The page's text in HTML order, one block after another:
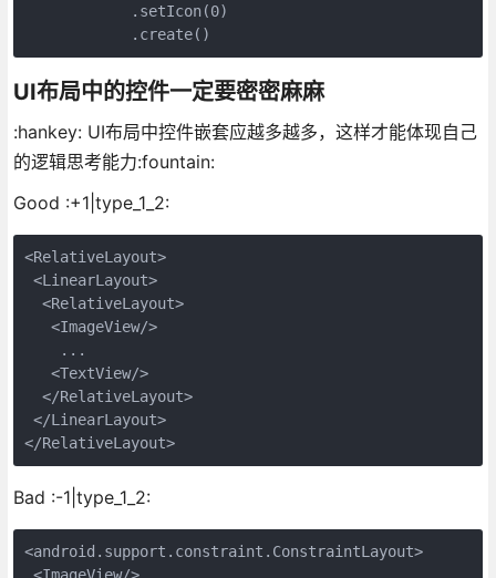
            .setIcon(0)
UI布局中的控件一定要密密麻麻
:hankey: UI布局中控件嵌套应越多越多，这样才能体现自己
的逻辑思考能力:fountain:
Good :+1|type_1_2:
<RelativeLayout>
<LinearLayout>
  <RelativeLayout>
   <ImageView/>
    ...
   <TextView/>
  </RelativeLayout>
</LinearLayout>
</RelativeLayout>
Bad :-1|type_1_2:
<android.support.constraint.ConstraintLayout>
<ImageView/>